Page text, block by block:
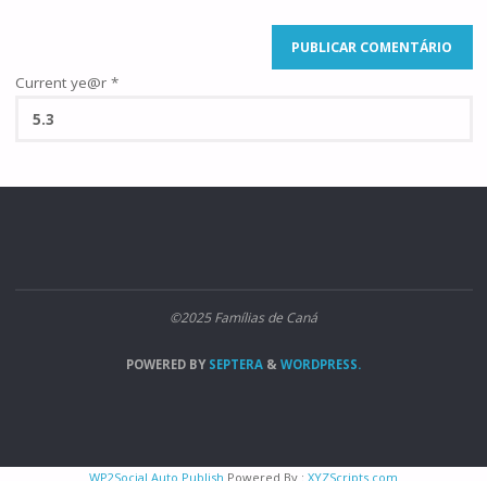
Current ye@r *
©2025 Famílias de Caná
POWERED BYSEPTERA & WORDPRESS.
WP2Social Auto Publish Powered By : XYZScripts.com